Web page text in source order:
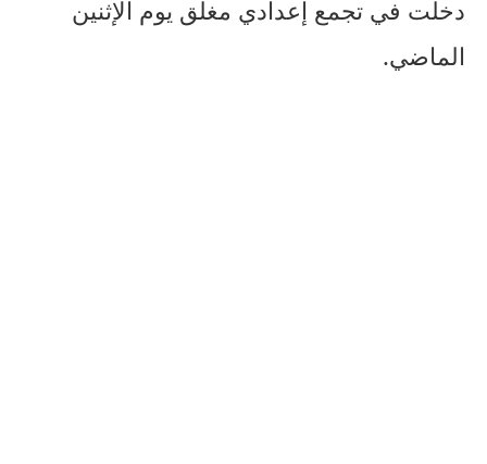
دخلت في تجمع إعدادي مغلق يوم الإثنين
الماضي.